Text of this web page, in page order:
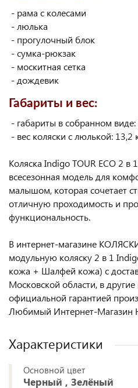
- рама с колесами
- люлька
- прогулочный блок
- сумка-рюкзак
- москитная сетка
- дождевик
Габариты и вес:
- габариты в собранном
- вес коляски с люлькой: 13,2
Коляска Indigo TOUR ECO 2 в
всесезонная модель для
малышом, которая сочетает
отличную проходимость и
функциональность.
В интернет-магазине
модульную коляску 2 в 1
кожа + Шалфей кожа) с
Московской области, в другие
официальной гарантией
Любимый Интернет-Магазин
Характеристики
Основной цвет
Черный , Зелёный